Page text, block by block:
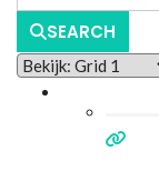
SEARCH